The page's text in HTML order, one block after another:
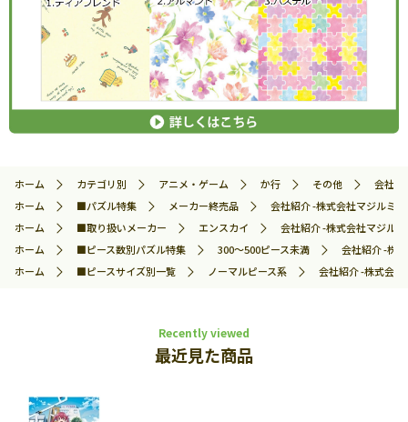
ホーム カテゴリ別 アニメ・ゲーム か行 その他
会社
ホーム
■パズル特集 メーカー終売品
会社紹介 -株式会社マジル
ホーム
■取り扱いメーカー エンスカイ
会社紹介 -株式会社マジ
ホーム
■ピース数別パズル特集 300～500ピース未満
会社紹介 -株
ホーム
■ピースサイズ別一覧 ノーマルピース系 会社紹介 -株式会
Recently viewed
最近見た商品